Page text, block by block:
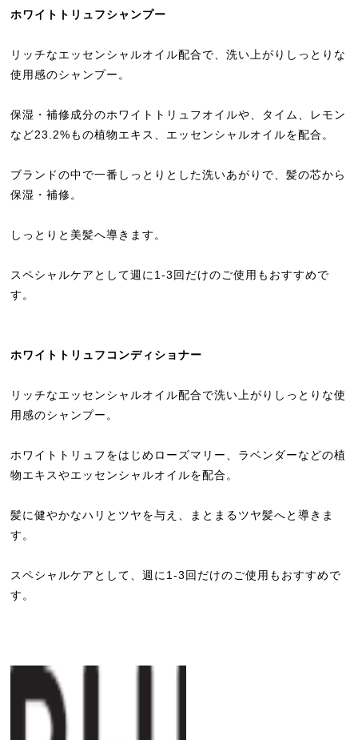
ホワイトトリュフシャンプー
リッチなエッセンシャルオイル配合で、洗い上がりしっとりな
使用感のシャンプー。
保湿・補修成分のホワイトトリュフオイルや、タイム、レモン
など23.2%もの植物エキス、エッセンシャルオイルを配合。
ブランドの中で一番しっとりとした洗いあがりで、髪の芯から
保湿・補修。
しっとりと美髪へ導きます。
スペシャルケアとして週に1-3回だけのご使用もおすすめで
す。
ホワイトトリュフコンディショナー
リッチなエッセンシャルオイル配合で洗い上がりしっとりな使
用感のシャンプー。
ホワイトトリュフをはじめローズマリー、ラベンダーなどの植
物エキスやエッセンシャルオイルを配合。
髪に健やかなハリとツヤを与え、まとまるツヤ髪へと導きま
す。
スペシャルケアとして、週に1-3回だけのご使用もおすすめで
す。